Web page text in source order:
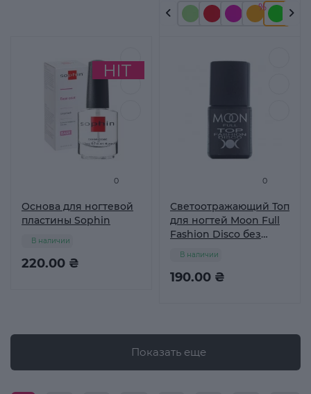
0
Основа для ногтевой
пластины Sophin
220.00 ₴
В наличии
0
Светоотражающий Топ
для ногтей Moon Full
Fashion Disco без
190.00 ₴
В наличии
Показать еще